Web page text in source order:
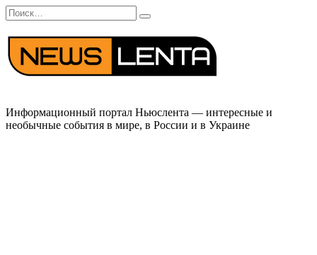
Перейти
к
содержанию
Search
for:
Информационный портал Ньюслента — интересные и
необычные события в мире, в России и в Украине